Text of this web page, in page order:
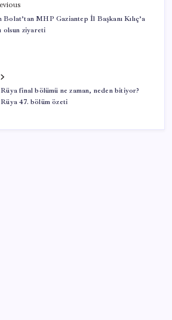
Bolat’tan MHP Gaziantep İl Başkanı Kılıç’a
olsun ziyareti
final bölümü ne zaman, neden bitiyor?
47. bölüm özeti